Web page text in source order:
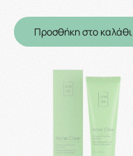
Προσθήκη στο καλάθι